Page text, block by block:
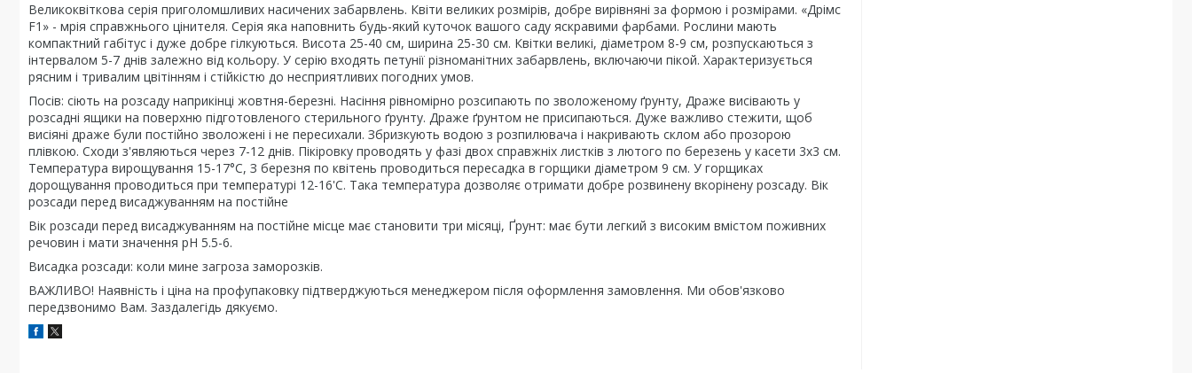
Великоквіткова серія приголомшливих насичених забарвлень. Квіти великих розмірів, добре вирівняні за формою і розмірами. «Дрімс
F1» - мрія справжнього цінителя. Серія яка наповнить будь-який куточок вашого саду яскравими фарбами. Рослини мають
компактний габітус і дуже добре гілкуються. Висота 25-40 см, ширина 25-30 см. Квітки великі, діаметром 8-9 см, розпускаються з
інтервалом 5-7 днів залежно від кольору. У серію входять петунії різноманітних забарвлень, включаючи пікой. Характеризується
рясним і тривалим цвітінням і стійкістю до несприятливих погодних умов.
Посів: сіють на розсаду наприкінці жовтня-березні. Насіння рівномірно розсипають по зволоженому ґрунту, Драже висівають у
розсадні ящики на поверхню підготовленого стерильного ґрунту. Драже ґрунтом не присипаються. Дуже важливо стежити, щоб
висіяні драже були постійно зволожені і не пересихали. Збризкують водою з розпилювача і накривають склом або прозорою
плівкою. Сходи з'являються через 7-12 днів. Пікіровку проводять у фазі двох справжніх листків з лютого по березень у касети 3х3 см.
Температура вирощування 15-17°С, З березня по квітень проводиться пересадка в горщики діаметром 9 см. У горщиках
дорощування проводиться при температурі 12-16'С. Така температура дозволяє отримати добре розвинену вкорінену розсаду. Вік
розсади перед висаджуванням на постійне
Вік розсади перед висаджуванням на постійне місце має становити три місяці, Ґрунт: має бути легкий з високим вмістом поживних
речовин і мати значення рН 5.5-6.
Висадка розсади: коли мине загроза заморозків.
ВАЖЛИВО! Наявність і ціна на профупаковку підтверджуються менеджером після оформлення замовлення. Ми обов'язково
передзвонимо Вам. Заздалегідь дякуємо.